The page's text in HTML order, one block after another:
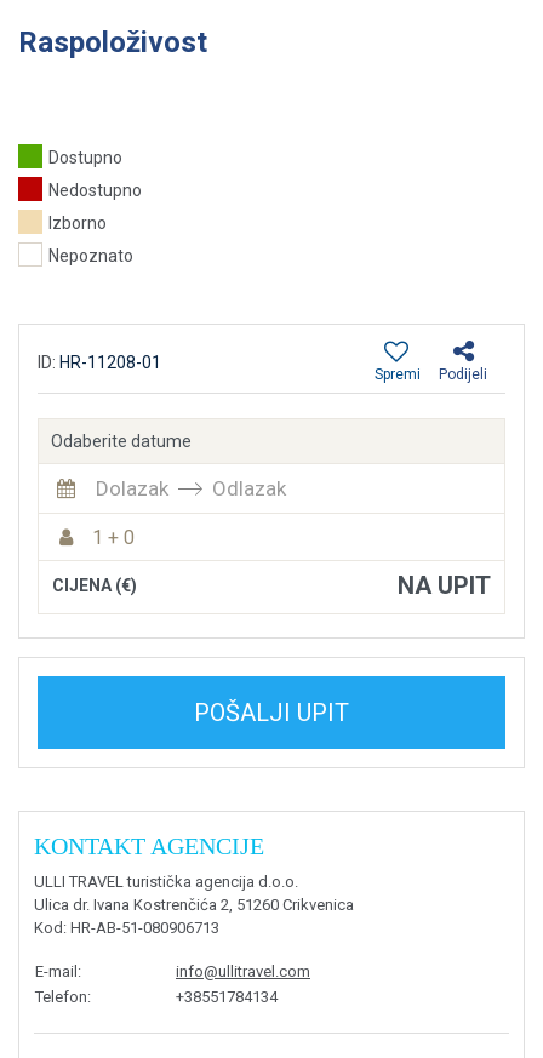
Raspoloživost
Dostupno
Nedostupno
Izborno
Nepoznato
ID: HR-11208-01
Podijeli
Spremi
Odaberite datume
Dolazak Odlazak
1 + 0
CIJENA (€) NA UPIT
POŠALJI UPIT
KONTAKT AGENCIJE
ULLI TRAVEL turistička agencija d.o.o.
Ulica dr. Ivana Kostrenčića 2, 51260 Crikvenica
Kod : HR-AB-51-080906713
E-mail :
info@ullitravel.com
Telefon: +38551784134